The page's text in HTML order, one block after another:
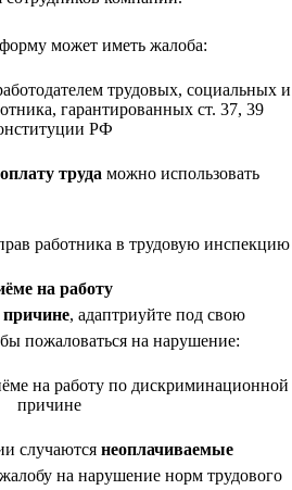
может иметь жалоба:
труда можно использовать
на работу
, адаптриуйте под свою
пожаловаться на нарушение:
случаются неоплачиваемые
жалобу на нарушение норм трудового